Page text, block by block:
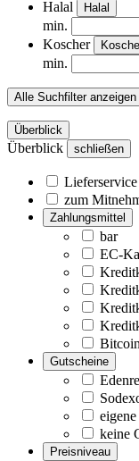
Halal
Halal
min.
Koscher
min.
Alle Suchfilter anzeigen
Überblick
Überblick schließen
Lieferservice
zum
Zahlungsmittel
bar
EC-
Gutscheine
keine
Preisniveau